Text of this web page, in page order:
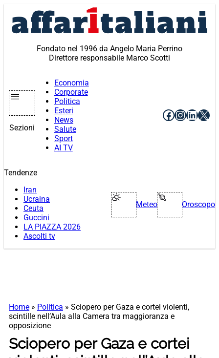
contenuto
Fondato nel 1996 da Angelo Maria Perrino
Direttore responsabile Marco Scotti
Sezioni
Economia
Corporate
Politica
Esteri
News
Salute
Sport
AI TV
Facebook
X
Tendenze
Iran
Ucraina
Ceuta
Guccini
LA PIAZZA 2026
Ascolti tv
Meteo Oroscopo
Home » Politica » Sciopero per Gaza e cortei violenti,
scintille nell’Aula alla Camera tra maggioranza e
opposizione
Sciopero per Gaza e cortei